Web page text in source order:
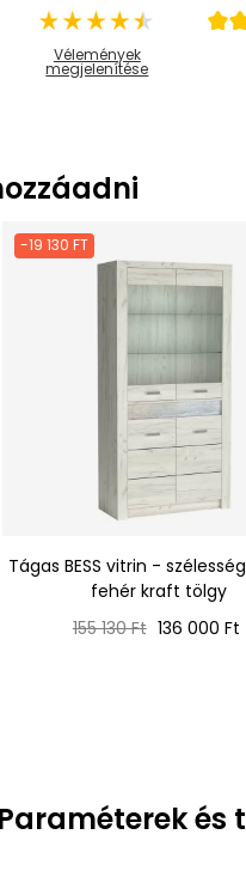
Vélemények
megjelenítése
-19 130 FT
Tágas BESS vitrin -
fehér kraft tölgy
Normál
155 130 Ft Ár
136 000 Ft
Paraméterek